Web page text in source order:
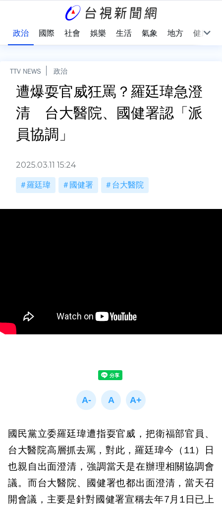
政治 國際 社會 娛樂 生活 氣象 地方 健康
TTV NEWS 政治
遭爆耍官威狂罵？羅廷瑋急澄
清 台大醫院、國健署認「派
員協調」
2025.03.11 15:24
羅廷瑋 國健署 台大醫院
國民黨立委羅廷瑋遭指耍官威，把衛福部官員、
台大醫院高層抓去罵，對此，羅廷瑋今（11）日
也親自出面澄清，強調當天是在辦理相關協調會
議。而台大醫院、國健署也都出面澄清，當天召
開會議，主要是針對國健署宣稱去年7月1日已上